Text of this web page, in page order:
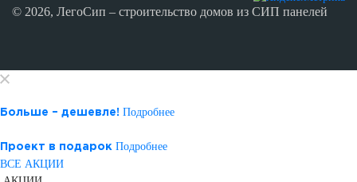
© 2026, ЛегоСип – строительство домов из СИП панелей
Больше – дешевле! Подробнее
Проект в подарок Подробнее
ВСЕ АКЦИИ